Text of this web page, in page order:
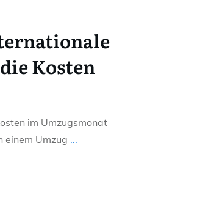
Kosten
im Umzugsmonat
einem Umzug ...